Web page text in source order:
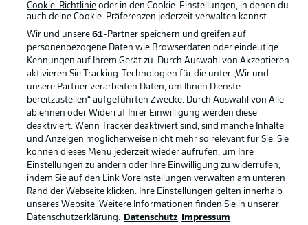
Datenschutz Nutzungsbedingungen
Kontakt Jobs
Impressum Partner
Spieler Liveticker
AGB
Cookie-Richtlinie oder in den Cookie-Einstellungen, in denen du
auch deine Cookie-Präferenzen jederzeit verwalten kannst.
Wir und unsere61-Partner speichern und greifen auf
personenbezogene Daten wie Browserdaten oder eindeutige
Kennungen auf Ihrem Gerät zu. Durch Auswahl von Akzeptieren
aktivieren Sie Tracking-Technologien für die unter „Wir und
unsere Partner verarbeiten Daten, um Ihnen Dienste
bereitzustellen“ aufgeführten Zwecke. Durch Auswahl von Alle
ablehnen oder Widerruf Ihrer Einwilligung werden diese
deaktiviert. Wenn Tracker deaktiviert sind, sind manche Inhalte
und Anzeigen möglicherweise nicht mehr so relevant für Sie. Sie
können dieses Menü jederzeit wieder aufrufen, um Ihre
Einstellungen zu ändern oder Ihre Einwilligung zu widerrufen,
indem Sie auf den Link Voreinstellungen verwalten am unteren
Rand der Webseite klicken. Ihre Einstellungen gelten innerhalb
unseres Website. Weitere Informationen finden Sie in unserer
Datenschutzerklärung.
Datenschutz Impressum